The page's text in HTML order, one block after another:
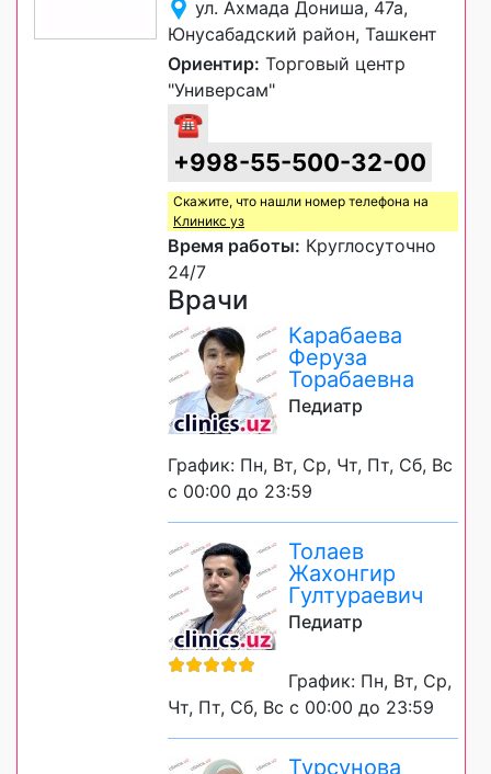
ул. Ахмада Дониша, 47а,
Юнусабадский район, Ташкент
Ориентир: Торговый центр
"Универсам"
☎
+998-55-500-32-00
Скажите, что нашли номер телефона на
Клиникс уз
Время работы: Круглосуточно
24/7
Врачи
Карабаева
Феруза
Торабаевна
Педиатр
График: Пн, Вт, Ср, Чт, Пт, Сб, Вс
с 00:00 до 23:59
Толаев
Жахонгир
Гултураевич
Педиатр
График: Пн, Вт, Ср,
Чт, Пт, Сб, Вс с 00:00 до 23:59
Турсунова